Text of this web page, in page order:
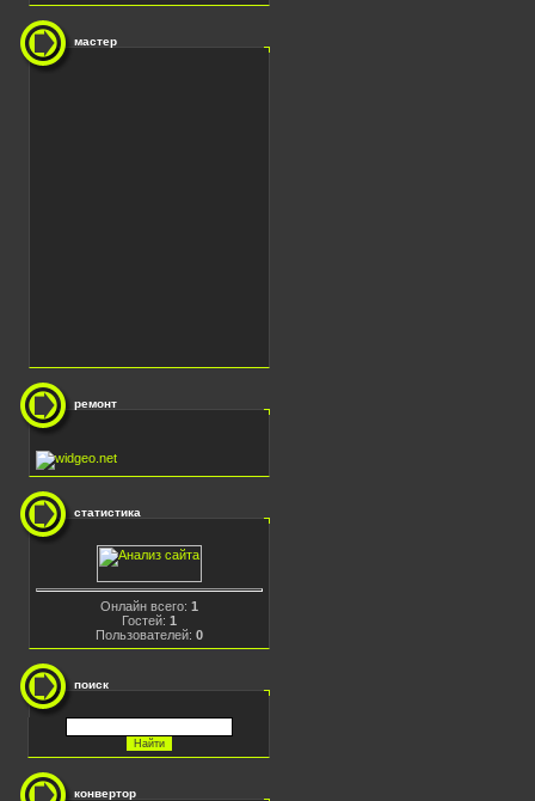
мастер
ремонт
статистика
Онлайн всего: 1
Гостей: 1
Пользователей: 0
поиск
конвертор